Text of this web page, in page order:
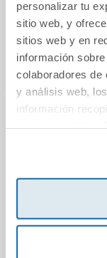
personalizar tu
sitio web, y
sitios web y en
información
colaboradores de
y análisis web,
información
Carrera de
Comprar